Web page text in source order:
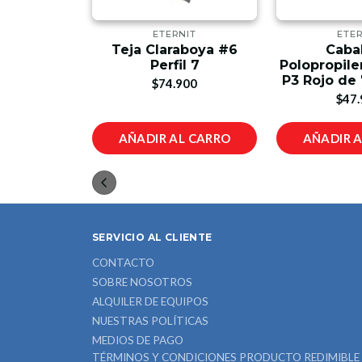
ETERNIT
Teja Claraboya #6
Perfil 7
$74.900
AÑADIR AL CARRO
P3 Rojo de
AÑADIR
SERVICIO AL CLIENTE
CONTACTO
SOBRE NOSOTROS
ALQUILER DE EQUIPOS
NUESTRAS POLÍTICAS
MEDIOS DE PAGO
TÉRMINOS Y CONDICIONES PRODUCTO REDIMIBLE